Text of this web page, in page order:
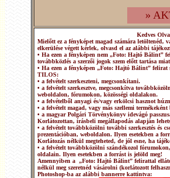
»
Kedves
Mielőtt ez a fényképet magad számára letöltenéd,
elkerülése végett kérlek, olvasd el az alábbi
• Ha ezen a fényképen nem „Foto: Hajtó Bálint”
továbbközlés a szerzői jogok szem előtt tartása
• Ha ezen a fényképen „Foto: Hajtó Bálint” felirat
TILOS:
• a felvételt szerkeszteni, megcsonkítani.
• a felvételt szerkesztve, megcsonkítva
weboldalon, fórumokon, közösségi oldalakon.
• a felvételből anyagi és/vagy erkölcsi hasznot
• a felvételt magad, vagy más szellemi
• a magyar Polgári Törvénykönyv idevágó
Korlátozottan, írásbeli megállapodás alapján
• a felvételt továbbközölni további szerkesztés és
prezentációban, weboldalon. Ilyen esetekben a
Korlátozás nélkül megteheted, de jól esne, ha
• a felvételt továbbközölni szándékozol
oldalain. Ilyen esetekben a forrást is jelöld meg!
Amennyiben a „Foto: Hajtó Bálint” felirattal
nélkül meg szeretnéd vásárolni (korlátozott
Photoshop-ba az alábbi bannerre kattintva: